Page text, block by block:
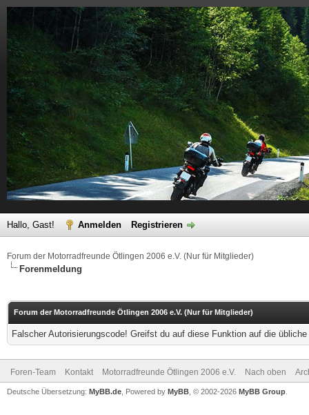
Hallo, Gast! Anmelden Registrieren
Forum der Motorradfreunde Ötlingen 2006 e.V. (Nur für Mitglieder)
Forenmeldung
Forum der Motorradfreunde Ötlingen 2006 e.V. (Nur für Mitglieder)
Falscher Autorisierungscode! Greifst du auf diese Funktion auf die
Foren-Team Kontakt Motorradfreunde Ötlingen 2006 e.V. Nach oben
Deutsche Übersetzung: MyBB.de , Powered by MyBB , © 2002-2026 MyBB Group